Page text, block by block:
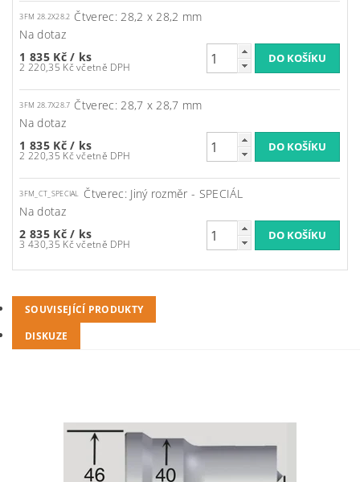
3FM 28.2X28.2 Čtverec: 28,2 x 28,2 mm
Na dotaz
1 835 Kč/ ks
2 220,35 Kč včetně DPH
3FM 28.7X28.7 Čtverec: 28,7 x 28,7 mm
Na dotaz
1 835 Kč/ ks
2 220,35 Kč včetně DPH
3FM_CT_SPECIAL Čtverec: Jiný rozměr - SPECIÁL
Na dotaz
2 835 Kč/ ks
3 430,35 Kč včetně DPH
SOUVISEJÍCÍ PRODUKTY
DISKUZE